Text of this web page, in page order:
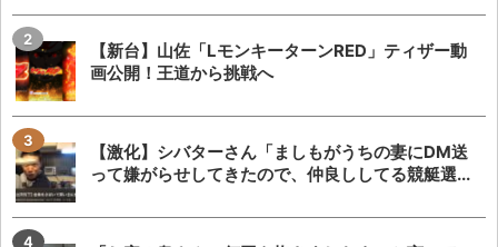
【新台】山佐「LモンキーターンRED」ティザー動
画公開！王道から挑戦へ
【激化】シバターさん「ましもがうちの妻にDM送
って嫌がらせしてきたので、仲良ししてる競艇選...